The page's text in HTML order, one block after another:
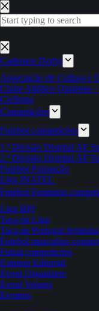
Pular
para
o
Sem
resultados
Cadernos Derby
Associação de Cultura e
Clube Atlético Ouriense
Ciclismo
Competições
Futebol competições
1.ª Divisão Distrital AF
2.ª Divisão Distrital AF
Futebol Formação
Liga INATEL
Futebol Feminino
Liga BPI
Taça da Liga
Taça de Portugal feminina
Futebol masculino
Futsal competições
Estatuto Editorial
Event Organizers
Event Venues
Eventos